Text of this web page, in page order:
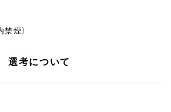
煙）
選考について